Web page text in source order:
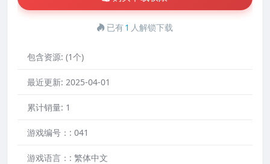
已有1 人解锁下载
包含资源: (1个)
最近更新: 2025-04-01
累计销量: 1
游戏编号：: 041
游戏语言：: 繁体中文